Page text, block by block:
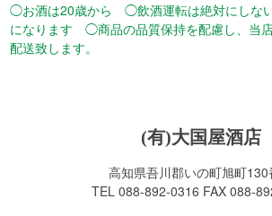
◯お酒は20歳から ◯飲酒運転は絶対にしな
になります ◯商品の品質保持を配慮し、当
配送致します。
(有)大国屋酒店
高知県吾川郡いの町旭町130
TEL 088-892-0316 FAX 088-